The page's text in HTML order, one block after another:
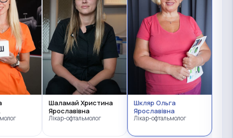
Шаламай Христина
Ярославівна
Лікар-офтальмолог
Шкляр Ольга
Ярославівна
Лікар-офтальмолог